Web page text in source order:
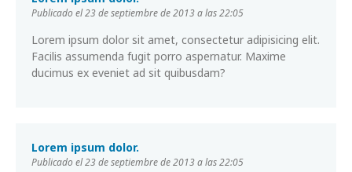
Publicado el 23 de septiembre de 2013 a las 22:05
Lorem ipsum dolor sit amet, consectetur adipisicing elit.
Facilis assumenda fugit porro aspernatur. Maxime
ducimus ex eveniet ad sit quibusdam?
Lorem ipsum dolor.
Publicado el 23 de septiembre de 2013 a las 22:05